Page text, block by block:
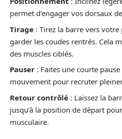
permet d’engager vos dorsaux
Tirage : Tirez la barre vers
garder les coudes rentrés. Cela
des muscles ciblés.
Pauser : Faites une courte
mouvement pour recruter
Retour contrôlé : Laissez la
jusqu’à la position de départ
musculaire.